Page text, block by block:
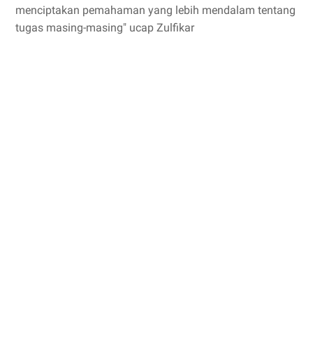
menciptakan pemahaman yang lebih mendalam tentang
tugas masing-masing" ucap Zulfikar